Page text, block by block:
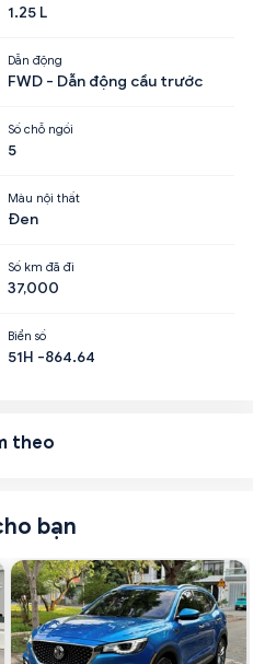
1.25 L
Dẫn động
FWD - Dẫn động cầu trước
Số chỗ ngồi
5
Màu nội thất
Đen
Số km đã đi
37,000
Biển số
51H -864.64
theo
bạn